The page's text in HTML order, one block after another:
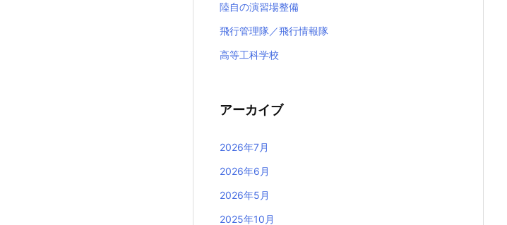
陸自の演習場整備
飛行管理隊／飛行情報隊
高等工科学校
アーカイブ
2026年7月
2026年6月
2026年5月
2025年10月